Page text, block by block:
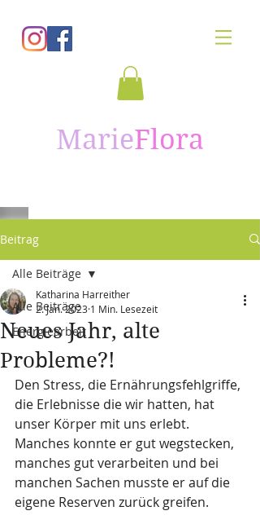
MarieFlora
Beitrag
Alle Beiträge
Energiearbeit
Alle Beiträge
Neues Jahr, alte
Probleme?!
Katharina Harreither
2. Jan. 2023 1 Min. Lesezeit
Den Stress, die Ernährungsfehlgriffe,
die Erlebnisse die wir hatten, hat
unser Körper mit uns erlebt.
Manches konnte er gut wegstecken,
manches gut verarbeiten und bei
manchen Sachen musste er auf die
eigene Reserven zurück greifen.